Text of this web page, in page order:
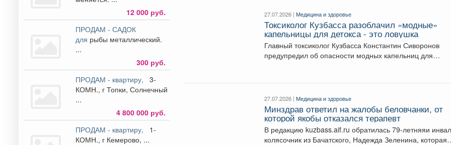
12 000 руб.
ПРОДАМ - САДОК
для рыбы металлический.
...
300 руб.
ПРОДАМ - квартиру,
3-
КОМН., г Топки, Солнечный
...
4 800 000 руб.
ПРОДАМ - квартиру,
1-
КОМН., г Кемерово, ...
27.07.2026 | Медицина и здоровье
Токсиколог Кузбасса разоблачил «модные»
капельницы для детокса - это ловушка
Главный токсиколог Кузбасса Константин Сиворонов
предупредил об опасности модных капельниц для
27.07.2026 | Медицина и здоровье
Минздрав ответил на жалобы беловчанки, от
которой якобы отказался терапевт
В редакцию kuzbass.aif.ru обратилась 79-летняяи
колясочник из Бачатского, Надежда Зеленина, которая